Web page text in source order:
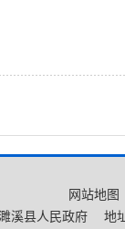
网站地图
溪县人民政府
地